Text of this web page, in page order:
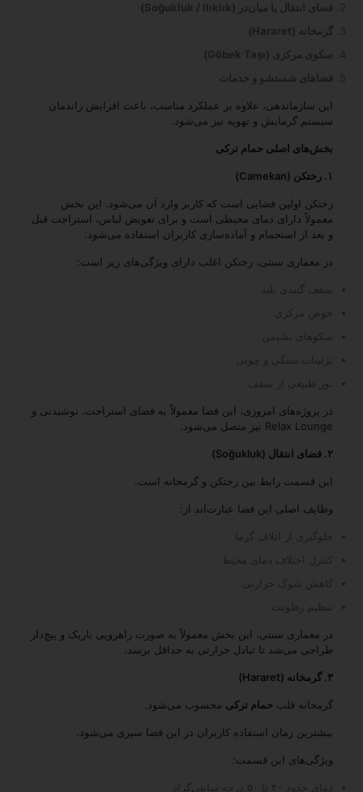
فضای انتقال یا میان‌در (Soğukluk / Ilıklık)
گرمخانه (Hararet)
سکوی مرکزی (Göbek Taşı)
فضاهای شستشو و خدمات
این سازماندهی، علاوه بر عملکرد مناسب، باعث افزایش راندمان
سیستم گرمایش و تهویه نیز می‌شود.
بخش‌های اصلی حمام ترکی
۱. رختکن (Camekan)
رختکن اولین فضایی است که کاربر وارد آن می‌شود. این بخش
معمولاً دارای دمای محیطی است و برای تعویض لباس، استراحت قبل
و بعد از استحمام و آماده‌سازی کاربران استفاده می‌شود.
در معماری سنتی، رختکن اغلب دارای ویژگی‌های زیر است:
سقف گنبدی بلند
حوض مرکزی
سکوهای نشیمن
تزئینات سنگی و چوبی
نور طبیعی از سقف
در پروژه‌های امروزی، این فضا معمولاً به فضای استراحت، نوشیدنی و
Relax Lounge نیز متصل می‌شود.
۲. فضای انتقال (Soğukluk)
این قسمت رابط بین رختکن و گرمخانه است.
وظایف اصلی این فضا عبارت‌اند از:
جلوگیری از اتلاف گرما
کنترل اختلاف دمای محیط
کاهش شوک حرارتی
تنظیم رطوبت
در معماری سنتی، این بخش معمولاً به صورت راهرویی باریک و پیچ‌دار
طراحی می‌شد تا تبادل حرارتی به حداقل برسد.
۳. گرمخانه (Hararet)
گرمخانه قلب حمام ترکی محسوب می‌شود.
بیشترین زمان استفاده کاربران در این فضا سپری می‌شود.
ویژگی‌های این قسمت:
دمای حدود ۴۰ تا ۵۰ درجه سانتی‌گراد